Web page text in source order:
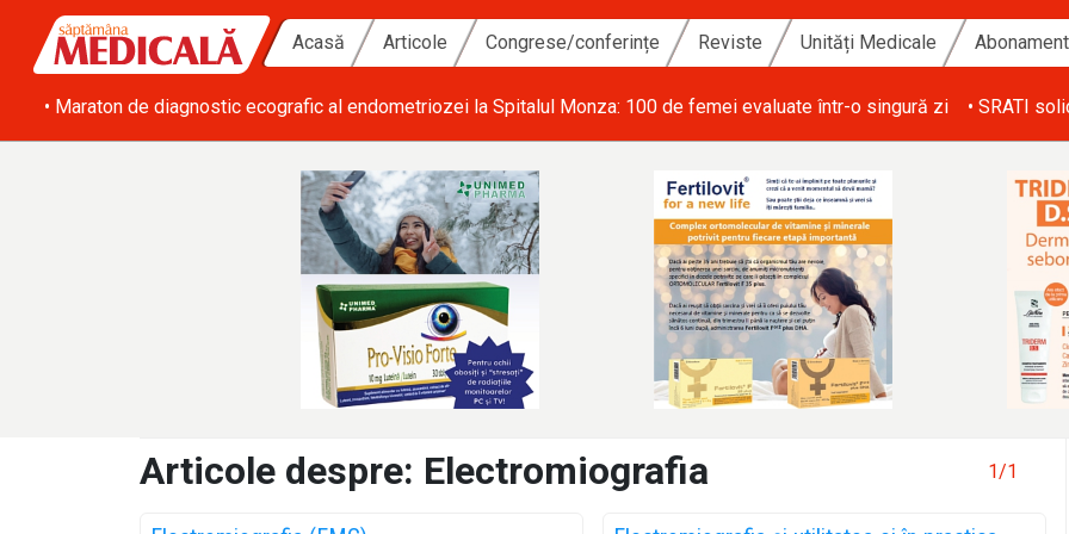
Acasă Articole Congrese/conferințe Reviste Unități Medicale
• Maraton de diagnostic ecografic al endometriozei la Spitalul Monza: 100 de femei evaluate într-o singură zi • SRATI
Articole despre: Electromiografia 1/1